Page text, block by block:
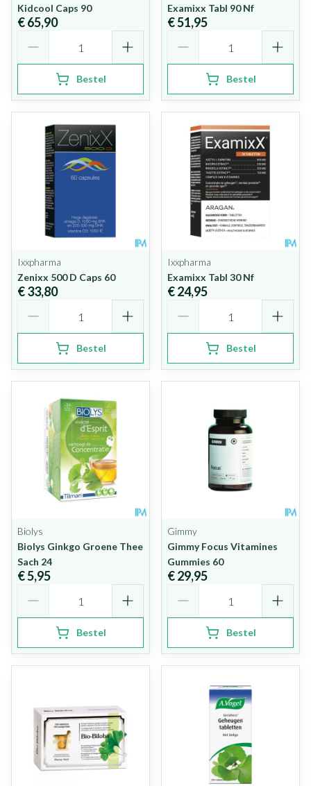
Kidcool Caps 90
€ 65,90
Bestel
Examixx Tabl 90 Nf
€ 51,95
Bestel
Ixxpharma
Zenixx 500 D Caps 60
€ 33,80
Bestel
Ixxpharma
Examixx Tabl 30 Nf
€ 24,95
Bestel
Biolys
Biolys Ginkgo Groene Thee
Sach 24
€ 5,95
Bestel
Gimmy
Gimmy Focus Vitamines
Gummies 60
€ 29,95
Bestel